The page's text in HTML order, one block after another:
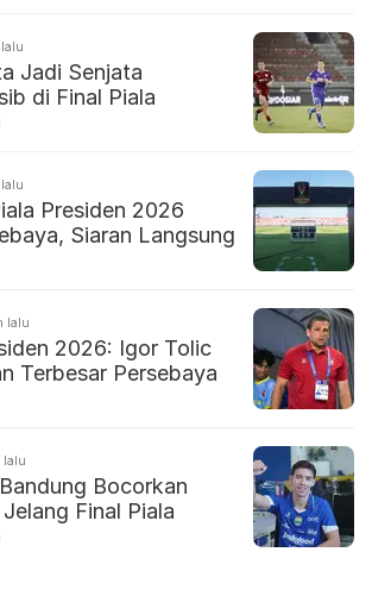
Jadi Senjata
di Final Piala
Presiden 2026
Siaran Langsung
lalu
2026: Igor Tolic
Terbesar Persebaya
lalu
Bocorkan
Final Piala